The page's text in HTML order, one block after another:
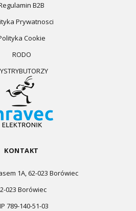
B2B
Prywatnosci
Cookie
RODO
KONTAKT
1A, 62-023 Borówiec
023 Borówiec
789-140-51-03